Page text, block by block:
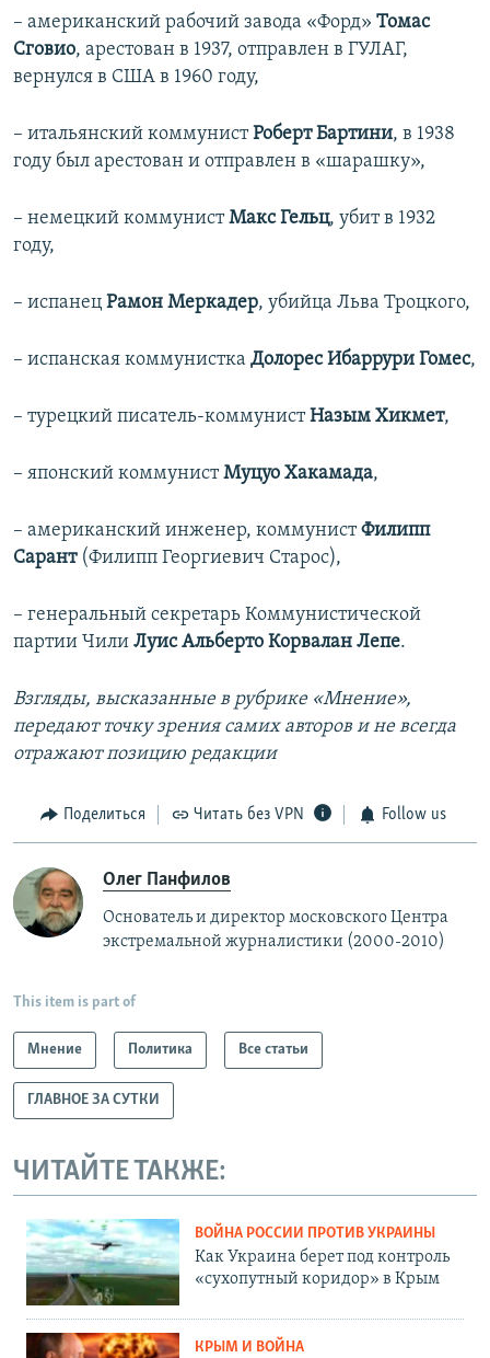
– американский рабочий завода «Форд» Томас
Сговио, арестован в 1937, отправлен в ГУЛАГ,
вернулся в США в 1960 году,
– итальянский коммунистРоберт Бартини, в 1938
году был арестован и отправлен в «шарашку»,
– немецкий коммунистМакс Гельц, убит в 1932
году,
– испанец Рамон Меркадер, убийца Льва Троцкого,
– испанская коммунистка Долорес Ибаррури Гомес,
– турецкий писатель-коммунистНазым Хикмет,
– японский коммунистМуцуо Хакамада,
– американский инженер, коммунистФилипп
Сарант(Филипп Георгиевич Старос),
– генеральный секретарь Коммунистической
партии Чили Луис Альберто Корвалан Лепе.
Взгляды, высказанные в рубрике «Мнение»,
передают точку зрения самих авторов и не всегда
отражают позицию редакции
Поделиться Читать без VPN Follow us
Олег Панфилов
Основатель и директор московского Центра
экстремальной журналистики (2000-2010)
This item is part of
Мнение Политика Все статьи
ГЛАВНОЕ ЗА СУТКИ
ЧИТАЙТЕ ТАКЖЕ:
ВОЙНА РОССИИ ПРОТИВ УКРАИНЫ
Как Украина берет под контроль
«сухопутный коридор» в Крым
КРЫМ И ВОЙНА